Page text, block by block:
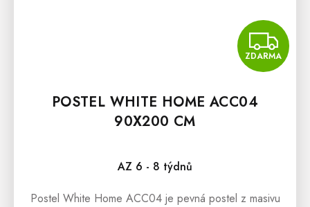
ZDARMA
POSTEL WHITE HOME ACC04
90X200 CM
AZ 6 - 8 týdnů
Postel White Home ACC04 je pevná postel z masivu